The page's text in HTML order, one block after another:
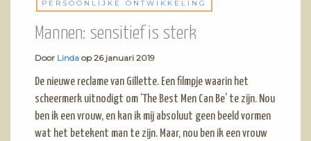
PERSOONLIJKE ONTWIKKELING
Mannen: sensitief is sterk
Door Linda op26 januari 2019
De nieuwe reclame van Gillette. Een filmpje waarin het
scheermerk uitnodigt om ‘The Best Men Can Be’ te zijn. Nou
ben ik een vrouw, en kan ik mij absoluut geen beeld vormen
wat het betekent man te zijn. Maar, nou ben ik een vrouw